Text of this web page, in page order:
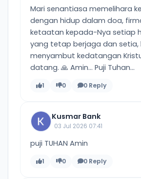
Mari senantiasa memelihara
dengan hidup dalam doa,
ketaatan kepada-Nya setiap
yang tetap berjaga dan setia,
menyambut kedatangan
datang. 🙏 Amin... Puji Tuhan...
1 0 0 Reply
Kusmar Bank
03 Jul 2026 07:41
puji TUHAN Amin
1 0 0 Reply